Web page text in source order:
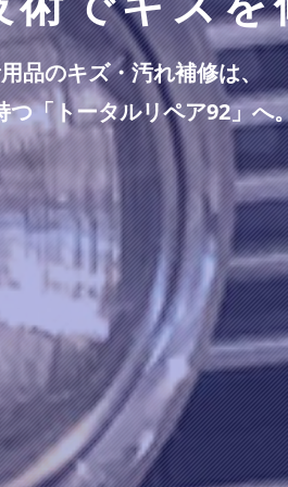
品のキズ・汚れ補修は、
つ「トータルリペア92」へ